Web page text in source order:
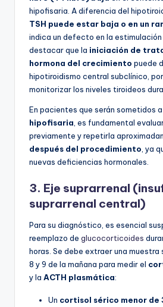
hipofisaria. A diferencia del
TSH puede estar baja o en un
indica un defecto en la
destacar que la iniciación de
hormona del crecimiento puede
hipotiroidismo central subclínico,
monitorizar los niveles tiroideos
En pacientes que serán sometidos a
hipofisaria, es fundamental
previamente y repetirla
después del procedimiento, ya
nuevas deficiencias hormonales.
3. Eje suprarrenal
suprarrenal central)
Para su diagnóstico, es esencial
reemplazo de glucocorticoides
horas. Se debe extraer una muestra
8 y 9 de la mañana para medir el
y la ACTH plasmática:
Un cortisol sérico menor de